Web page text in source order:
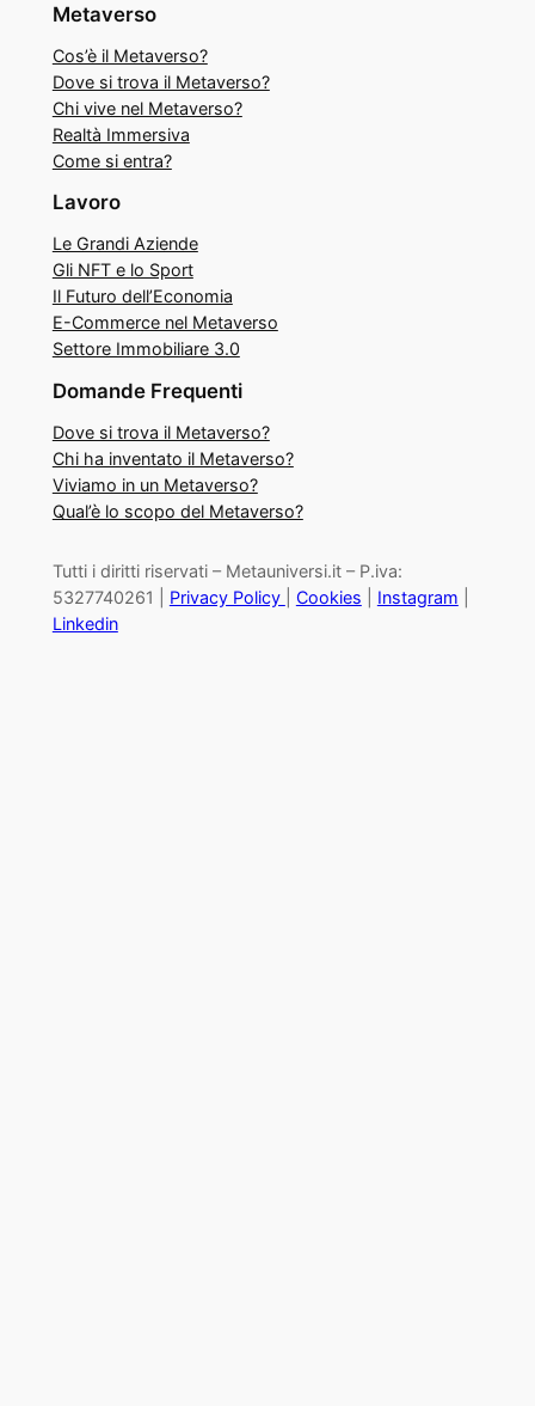
Metaverso
Cos’è il Metaverso?
Dove si trova il Metaverso?
Chi vive nel Metaverso?
Realtà Immersiva
Come si entra?
Lavoro
Le Grandi Aziende
Gli NFT e lo Sport
Il Futuro dell’Economia
E-Commerce nel Metaverso
Settore Immobiliare 3.0
Domande Frequenti
Dove si trova il Metaverso?
Chi ha inventato il Metaverso?
Viviamo in un Metaverso?
Qual’è lo scopo del Metaverso?
Tutti i diritti riservati – Metauniversi.it – P.iva:
5327740261 | Privacy Policy Cookies Instagram
Linkedin